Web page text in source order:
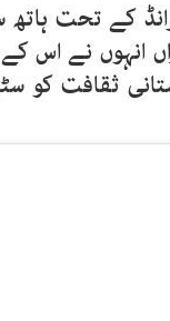
برانڈ کے تحت
انہوں نے اس
ثقافت کو